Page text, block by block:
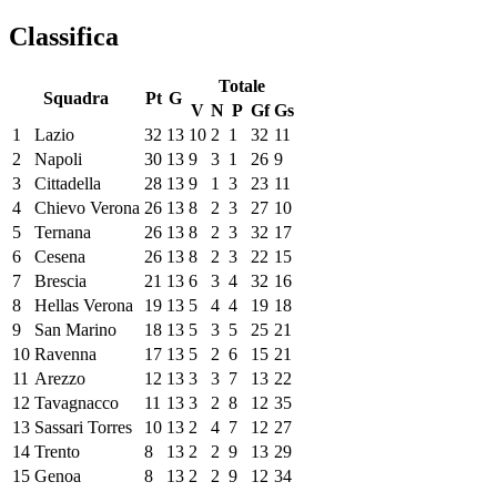
Classifica
Squadra Pt G
Totale
V N P Gf Gs
1
Lazio 32 13 10 2 1 32 11
2
Napoli 30 13 9 3 1 26 9
3
Cittadella 28 13 9 1 3 23 11
4
Chievo Verona 26 13 8 2 3 27 10
5
Ternana 26 13 8 2 3 32 17
6
Cesena 26 13 8 2 3 22 15
7
Brescia 21 13 6 3 4 32 16
8
Hellas Verona 19 13 5 4 4 19 18
9
San Marino 18 13 5 3 5 25 21
10 Ravenna 17 13 5 2 6 15 21
11 Arezzo 12 13 3 3 7 13 22
12 Tavagnacco 11 13 3 2 8 12 35
13 Sassari Torres 10 13 2 4 7 12 27
14 Trento 8 13 2 2 9 13 29
15 Genoa 8 13 2 2 9 12 34